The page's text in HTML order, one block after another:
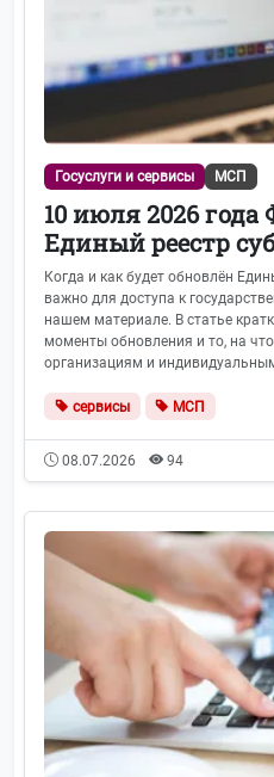
Госуслуги и сервисы МСП
10 июля 2026
Единый реестр
Когда и как будет обновлён
важно для доступа к
нашем материале. В статье
моменты обновления и то, на
организациям и
сервисы МСП
08.07.2026 94